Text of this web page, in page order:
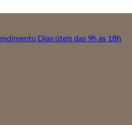
Dias úteis das 9h às 18h